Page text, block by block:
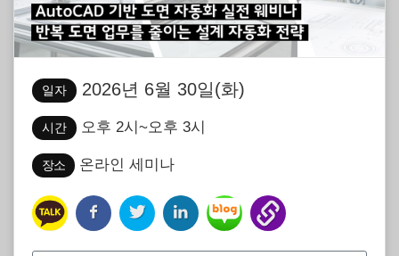
일자 2026년 6월 30일(화)
시간 오후 2시~오후 3시
장소 온라인 세미나